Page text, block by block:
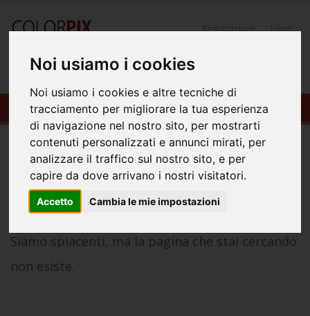
Noi usiamo i cookies
Noi usiamo i cookies e altre tecniche di
tracciamento per migliorare la tua esperienza
di navigazione nel nostro sito, per mostrarti
contenuti personalizzati e annunci mirati, per
analizzare il traffico sul nostro sito, e per
capire da dove arrivano i nostri visitatori.
Accetto Cambia le mie impostazioni
404-Pagina Non Trovata
404
Siamo spiacenti, ma la pagina che stai cercando
non esiste.